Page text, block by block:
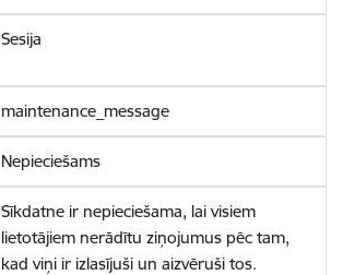
Sesija
maintenance_message
Nepieciešams
Sīkdatne ir nepieciešama, lai visiem
lietotājiem nerādītu ziņojumus pēc tam,
kad viņi ir izlasījuši un aizvēruši tos.